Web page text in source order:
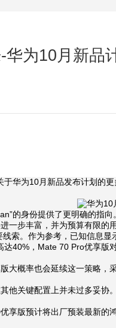
华为10月新品
为10月新品发布计划的更
的身份提供了更明确的指
一步丰富，并为预算有限的
。作为参考，已知信息显
40%，Mate 70 Pro优享
概率也会延续这一策略，
关键配置上并未过多妥协
版预计将出厂预装最新的